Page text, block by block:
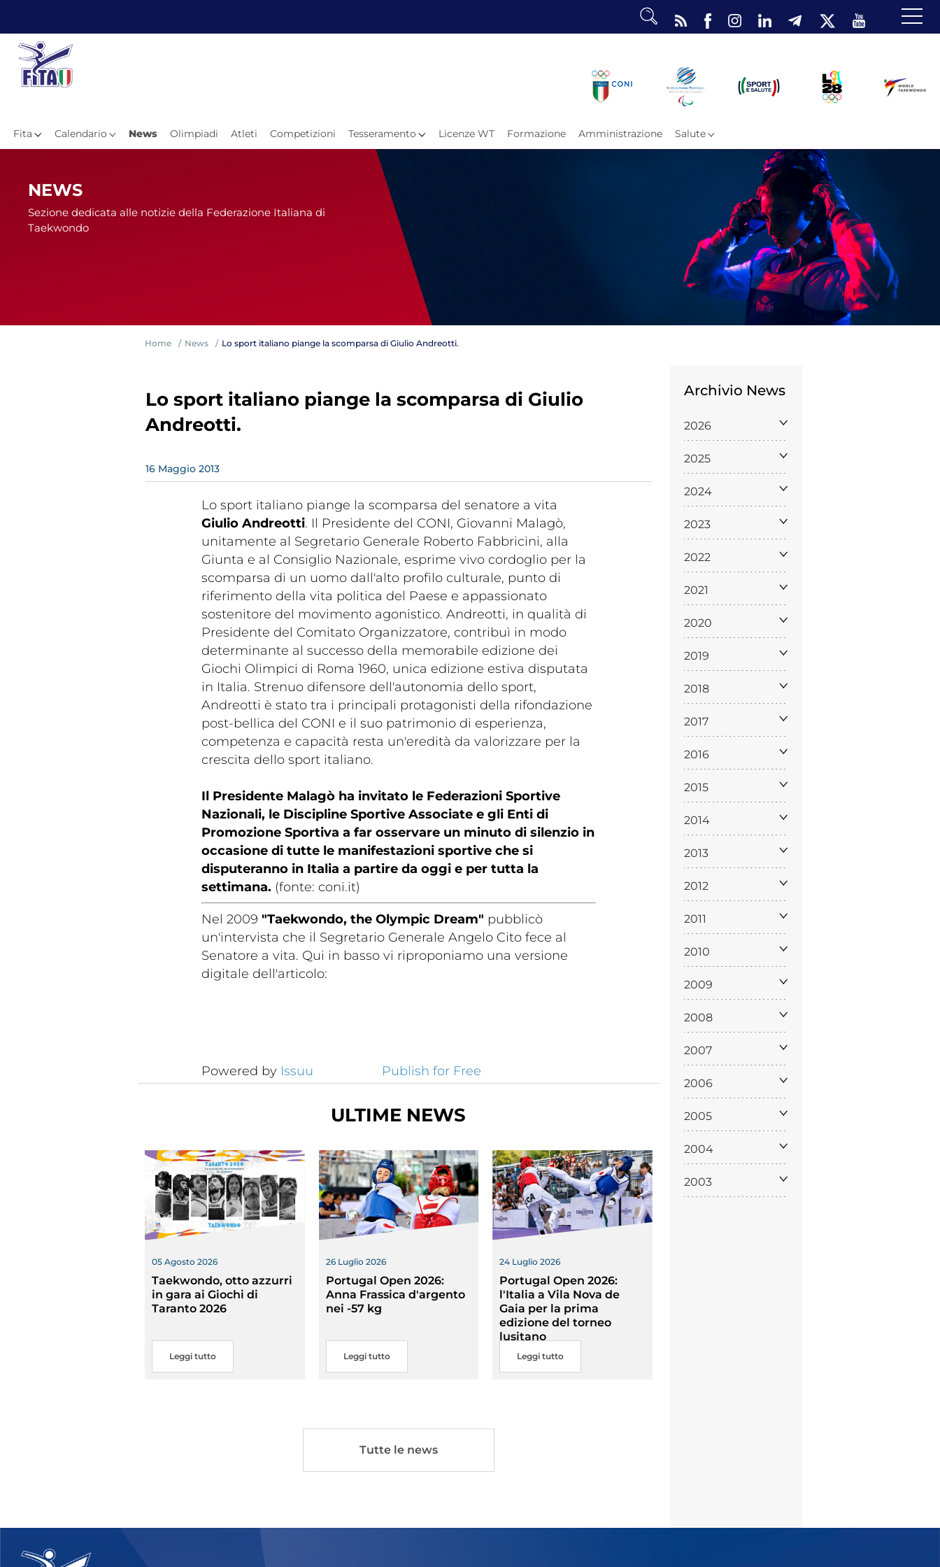
Home
Calendario
Atleti Poomsae e Freestyle
Atleti Parataekwondo
Tesseramento
Formazione Amministrazione
Salute
Rivista
Dream
Mappa del
Photogallery Videogallery
Cerca Feed
Federazione
Trasparente
Fita Calendario News Olimpiadi Atleti Competizioni Tesseramento Licenze WT Formazione Amministrazione Salute
NEWS
Sezione dedicata alle notizie della Federazione Italiana di
Taekwondo
Home News Lo sport italiano piange la scomparsa di Giulio Andreotti.
Lo sport italiano piange la scomparsa di Giulio
Andreotti.
16 Maggio 2013
Lo sport italiano piange la scomparsa del senatore a vita
Giulio Andreotti. Il Presidente del CONI, Giovanni Malagò,
unitamente al Segretario Generale Roberto Fabbricini, alla
Giunta e al Consiglio Nazionale, esprime vivo cordoglio per la
scomparsa di un uomo dall'alto profilo culturale, punto di
riferimento della vita politica del Paese e appassionato
sostenitore del movimento agonistico. Andreotti, in qualità di
Presidente del Comitato Organizzatore, contribuì in modo
determinante al successo della memorabile edizione dei
Giochi Olimpici di Roma 1960, unica edizione estiva disputata
in Italia. Strenuo difensore dell'autonomia dello sport,
Andreotti è stato tra i principali protagonisti della rifondazione
post-bellica del CONI e il suo patrimonio di esperienza,
competenza e capacità resta un'eredità da valorizzare per la
crescita dello sport italiano.
Il Presidente Malagò ha invitato le Federazioni Sportive
Nazionali, le Discipline Sportive Associate e gli Enti di
Promozione Sportiva a far osservare un minuto di silenzio in
occasione di tutte le manifestazioni sportive che si
disputeranno in Italia a partire da oggi e per tutta la
settimana. (fonte: coni.it)
Nel 2009 "Taekwondo, the Olympic Dream" pubblicò
un'intervista che il Segretario Generale Angelo Cito fece al
Senatore a vita. Qui in basso vi riproponiamo una versione
digitale dell'articolo:
Powered by Issuu Publish for Free
ULTIME NEWS
05 Agosto 2026
Taekwondo, otto azzurri
in gara ai Giochi di
Taranto 2026
Leggi tutto
26 Luglio 2026
Portugal Open 2026:
Anna Frassica d'argento
nei -57 kg
Leggi tutto
24 Luglio 2026
Portugal Open 2026:
l'Italia a Vila Nova de
Gaia per la prima
edizione del torneo
lusitano
Leggi tutto
Tutte le news
Archivio News
2026
2025
2024
2023
2022
2021
2020
2019
2018
2017
2016
2015
2014
2013
2012
2011
2010
2009
2008
2007
2006
2005
2004
2003